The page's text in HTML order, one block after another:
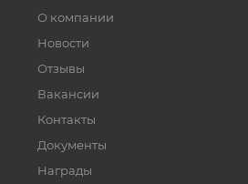
О компании
Новости
Отзывы
Вакансии
Контакты
Документы
Награды